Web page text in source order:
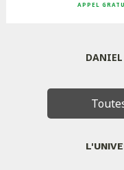
APPEL
DANIEL